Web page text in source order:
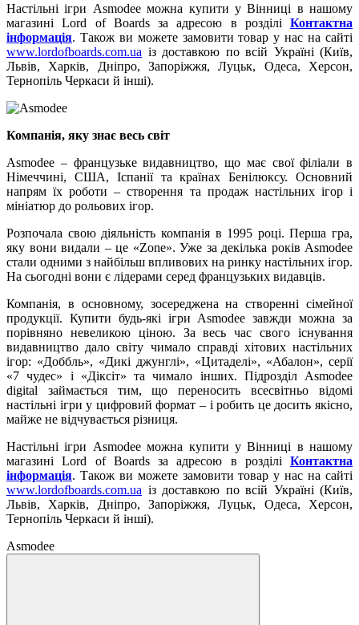
Настільні ігри Asmodee можна купити у Вінниці в нашому
магазині Lord of Boards за адресою в розділі Контактна
інформація. Також ви можете замовити товар у нас на сайті
www.lordofboards.com.ua із доставкою по всій Україні (Київ,
Львів, Харків, Дніпро, Запоріжжя, Луцьк, Одеса, Херсон,
Тернопіль Черкаси й інші).
Компанія, яку знає весь світ
Asmodee – французьке видавництво, що має свої філіали в
Німеччині, США, Іспанії та країнах Бенілюксу. Основний
напрям їх роботи – створення та продаж настільних ігор і
мініатюр до рольових ігор.
Розпочала свою діяльність компанія в 1995 році. Перша гра,
яку вони видали – це «Zone». Уже за декілька років Asmodee
стали одними з найбільш впливових на ринку настільних ігор.
На сьогодні вони є лідерами серед французьких видавців.
Компанія, в основному, зосереджена на створенні сімейної
продукції. Купити будь-які ігри Asmodee завжди можна за
порівняно невеликою ціною. За весь час свого існування
видавництво дало світу чимало справді хітових настільних
ігор: «Доббль», «Дикі джунглі», «Цитаделі», «Абалон», серії
«7 чудес» і «Діксіт» та чимало інших. Підрозділ Asmodee
digital займається тим, що переносить всесвітньо відомі
настільні ігри у цифровий формат – і робить це досить якісно,
майже не відчувається різниця.
Настільні ігри Asmodee можна купити у Вінниці в нашому
магазині Lord of Boards за адресою в розділі Контактна
інформація. Також ви можете замовити товар у нас на сайті
www.lordofboards.com.ua із доставкою по всій Україні (Київ,
Львів, Харків, Дніпро, Запоріжжя, Луцьк, Одеса, Херсон,
Тернопіль Черкаси й інші).
Asmodee